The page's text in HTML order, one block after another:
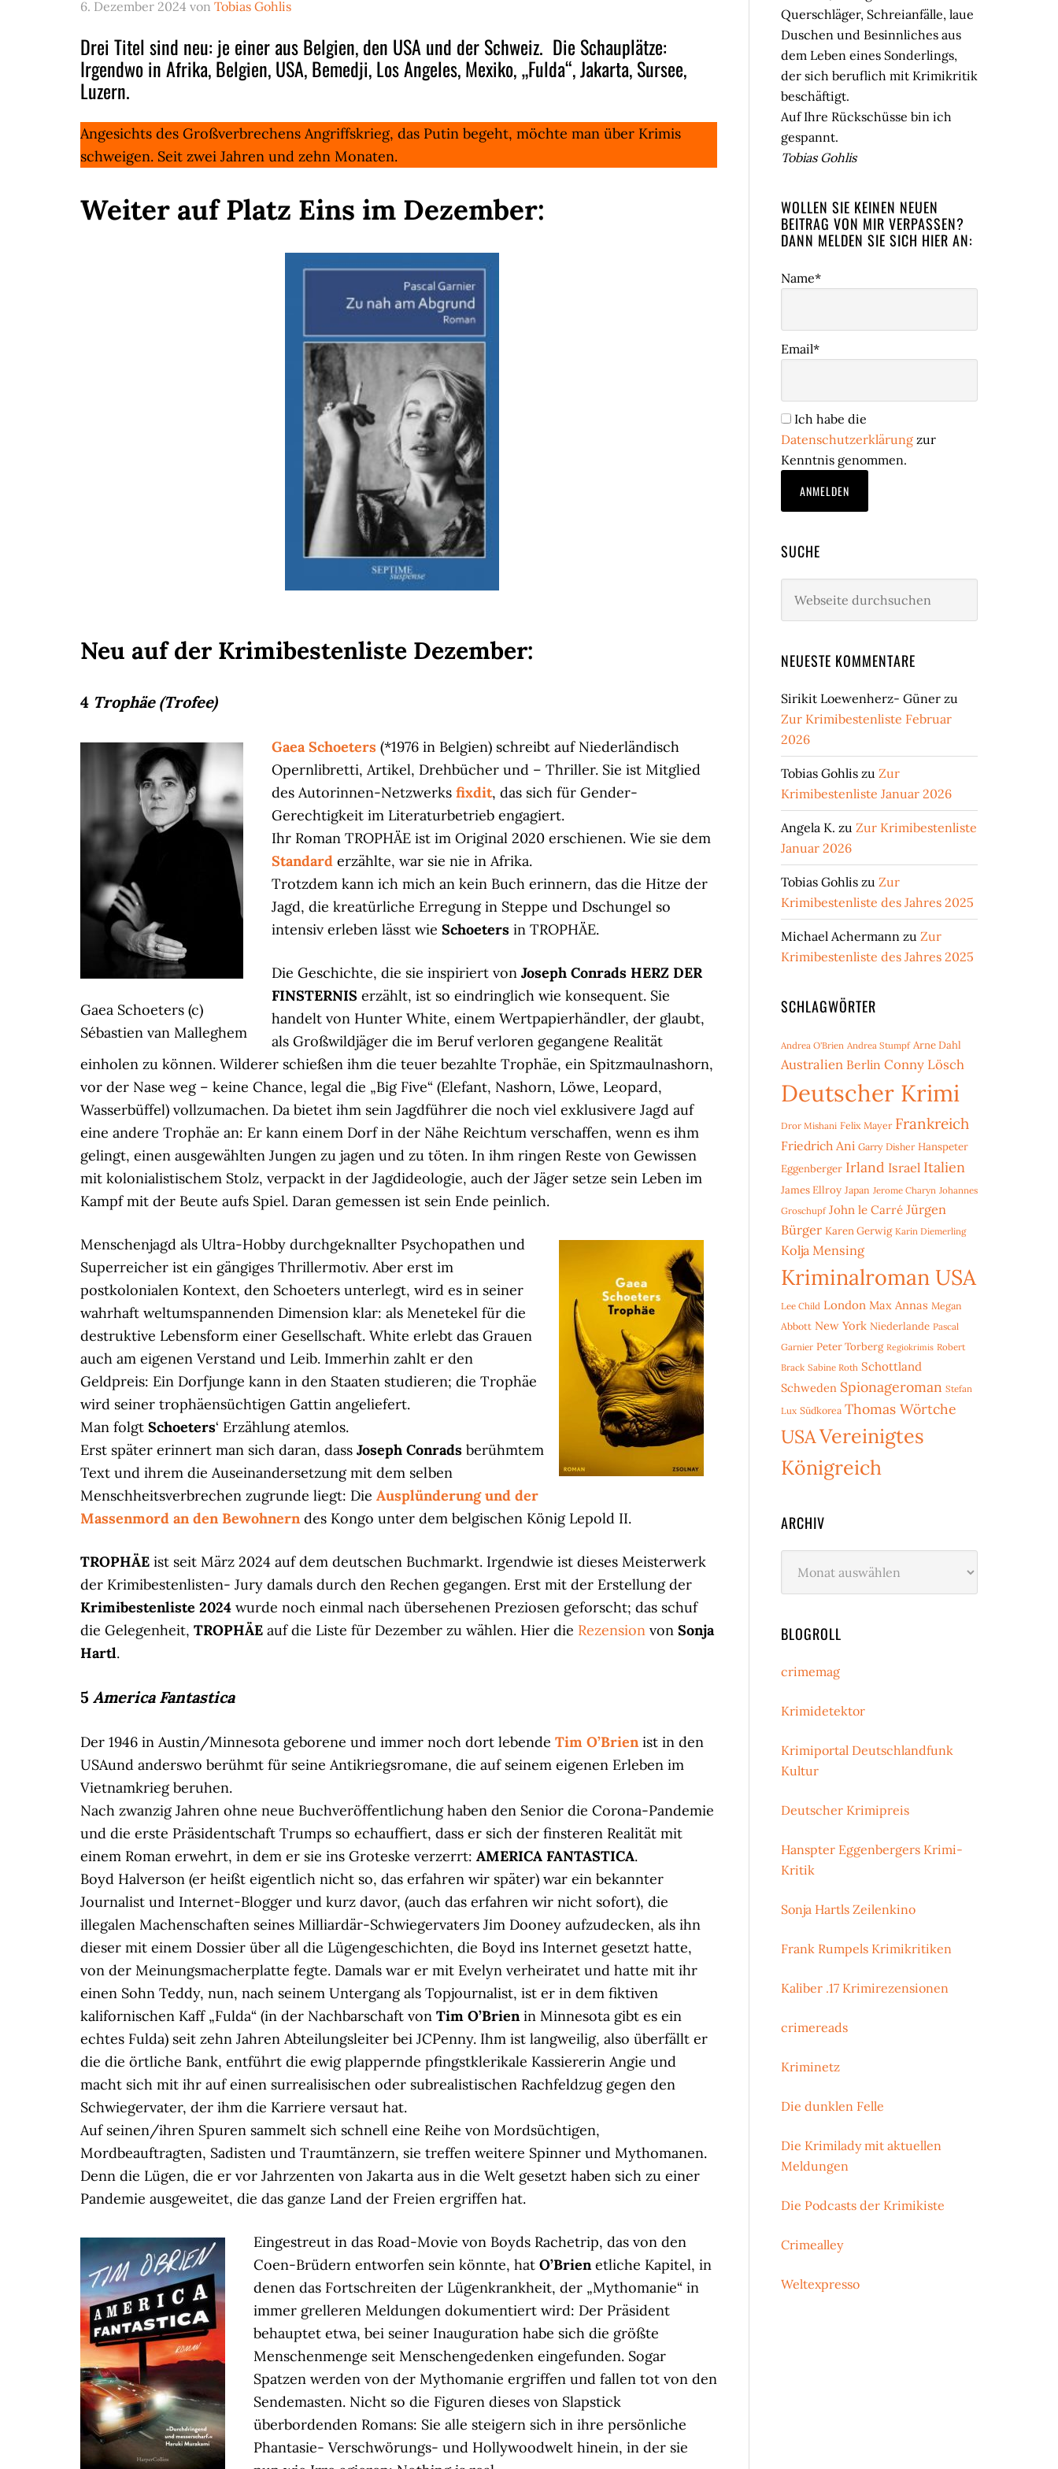
6. Dezember 2024 von Tobias Gohlis
Drei Titel sind neu: je einer aus Belgien, den USA und der Schweiz. Die Schauplätze:
Irgendwo in Afrika, Belgien, USA, Bemedji, Los Angeles, Mexiko, „Fulda“, Jakarta, Sursee,
Luzern.
Angesichts des Großverbrechens Angriffskrieg, das Putin begeht, möchte man über Krimis
schweigen. Seit zwei Jahren und zehn Monaten.
Weiter auf Platz Eins im Dezember:
Neu auf der Krimibestenliste Dezember:
4 Trophäe (Trofee)
Gaea Schoeters (c)
Sébastien van Malleghem
Gaea Schoeters (*1976 in Belgien) schreibt auf Niederländisch
Opernlibretti, Artikel, Drehbücher und – Thriller. Sie ist Mitglied
des Autorinnen-Netzwerks fixdit, das sich für Gender-
Gerechtigkeit im Literaturbetrieb engagiert.
Ihr Roman TROPHÄE ist im Original 2020 erschienen. Wie sie dem
Standard erzählte, war sie nie in Afrika.
Trotzdem kann ich mich an kein Buch erinnern, das die Hitze der
Jagd, die kreatürliche Erregung in Steppe und Dschungel so
intensiv erleben lässt wie Schoeters in TROPHÄE.
Die Geschichte, die sie inspiriert von Joseph Conrads HERZ DER
FINSTERNIS erzählt, ist so eindringlich wie konsequent. Sie
handelt von Hunter White, einem Wertpapierhändler, der glaubt,
als Großwildjäger die im Beruf verloren gegangene Realität
einholen zu können. Wilderer schießen ihm die teuer bezahlte Trophäe, ein Spitzmaulnashorn,
vor der Nase weg – keine Chance, legal die „Big Five“ (Elefant, Nashorn, Löwe, Leopard,
Wasserbüffel) vollzumachen. Da bietet ihm sein Jagdführer die noch viel exklusivere Jagd auf
eine andere Trophäe an: Er kann einem Dorf in der Nähe Reichtum verschaffen, wenn es ihm
gelingt, einen ausgewählten Jungen zu jagen und zu töten. In ihm ringen Reste von Gewissen
mit kolonialistischem Stolz, verpackt in der Jagdideologie, auch der Jäger setze sein Leben im
Kampf mit der Beute aufs Spiel. Daran gemessen ist sein Ende peinlich.
Menschenjagd als Ultra-Hobby durchgeknallter Psychopathen und
Superreicher ist ein gängiges Thrillermotiv. Aber erst im
postkolonialen Kontext, den Schoeters unterlegt, wird es in seiner
wahrhaft weltumspannenden Dimension klar: als Menetekel für die
destruktive Lebensform einer Gesellschaft. White erlebt das Grauen
auch am eigenen Verstand und Leib. Immerhin zahlt er den
Geldpreis: Ein Dorfjunge kann in den Staaten studieren; die Trophäe
wird seiner trophäensüchtigen Gattin angeliefert.
Man folgt Schoeters‘ Erzählung atemlos.
Erst später erinnert man sich daran, dass Joseph Conrads berühmtem
Text und ihrem die Auseinandersetzung mit dem selben
Menschheitsverbrechen zugrunde liegt: Die Ausplünderung und der
Massenmord an den Bewohnerndes Kongo unter dem belgischen König Lepold II.
TROPHÄE ist seit März 2024 auf dem deutschen Buchmarkt. Irgendwie ist dieses Meisterwerk
der Krimibestenlisten- Jury damals durch den Rechen gegangen. Erst mit der Erstellung der
Krimibestenliste 2024 wurde noch einmal nach übersehenen Preziosen geforscht; das schuf
die Gelegenheit, TROPHÄE auf die Liste für Dezember zu wählen. Hier die Rezension von Sonja
Hartl.
5 America Fantastica
Der 1946 in Austin/Minnesota geborene und immer noch dort lebende Tim O’Brien ist in den
USAund anderswo berühmt für seine Antikriegsromane, die auf seinem eigenen Erleben im
Vietnamkrieg beruhen.
Nach zwanzig Jahren ohne neue Buchveröffentlichung haben den Senior die Corona-Pandemie
und die erste Präsidentschaft Trumps so echauffiert, dass er sich der finsteren Realität mit
einem Roman erwehrt, in dem er sie ins Groteske verzerrt: AMERICA FANTASTICA.
Boyd Halverson (er heißt eigentlich nicht so, das erfahren wir später) war ein bekannter
Journalist und Internet-Blogger und kurz davor, (auch das erfahren wir nicht sofort), die
illegalen Machenschaften seines Milliardär-Schwiegervaters Jim Dooney aufzudecken, als ihn
dieser mit einem Dossier über all die Lügengeschichten, die Boyd ins Internet gesetzt hatte,
von der Meinungsmacherplatte fegte. Damals war er mit Evelyn verheiratet und hatte mit ihr
einen Sohn Teddy, nun, nach seinem Untergang als Topjournalist, ist er in dem fiktiven
kalifornischen Kaff „Fulda“ (in der Nachbarschaft von Tim O’Brienin Minnesota gibt es ein
echtes Fulda) seit zehn Jahren Abteilungsleiter bei JCPenny. Ihm ist langweilig, also überfällt er
die die örtliche Bank, entführt die ewig plappernde pfingstklerikale Kassiererin Angie und
macht sich mit ihr auf einen surrealisischen oder subrealistischen Rachfeldzug gegen den
Schwiegervater, der ihm die Karriere versaut hat.
Auf seinen/ihren Spuren sammelt sich schnell eine Reihe von Mordsüchtigen,
Mordbeauftragten, Sadisten und Traumtänzern, sie treffen weitere Spinner und Mythomanen.
Denn die Lügen, die er vor Jahrzenten von Jakarta aus in die Welt gesetzt haben sich zu einer
Pandemie ausgeweitet, die das ganze Land der Freien ergriffen hat.
Eingestreut in das Road-Movie von Boyds Rachetrip, das von den
Coen-Brüdern entworfen sein könnte, hat O’Brienetliche Kapitel, in
denen das Fortschreiten der Lügenkrankheit, der „Mythomanie“ in
immer grelleren Meldungen dokumentiert wird: Der Präsident
behauptet etwa, bei seiner Inauguration habe sich die größte
Menschenmenge seit Menschengedenken eingefunden. Sogar
Spatzen werden von der Mythomanie ergriffen und fallen tot von den
Sendemasten. Nicht so die Figuren dieses von Slapstick
überbordenden Romans: Sie alle steigern sich in ihre persönliche
Phantasie- Verschwörungs- und Hollywoodwelt hinein, in der sie
Querschläger, Schreianfälle, laue
Duschen und Besinnliches aus
dem Leben eines Sonderlings,
der sich beruflich mit Krimikritik
beschäftigt.
Auf Ihre Rückschüsse bin ich
gespannt.
Tobias Gohlis
WOLLEN SIE KEINEN NEUEN
BEITRAG VON MIR VERPASSEN?
DANN MELDEN SIE SICH HIER AN:
Name*
Email*
Ich habe die
Datenschutzerklärung zur
Kenntnis genommen.
SUCHE
durchsuchen
NEUESTE KOMMENTARE
Sirikit Loewenherz- Güner zu
Zur Krimibestenliste Februar
2026
Tobias Gohlis zu Zur
Krimibestenliste Januar 2026
Angela K. zu Zur Krimibestenliste
Januar 2026
Tobias Gohlis zu Zur
Krimibestenliste des Jahres 2025
Michael Achermann zu Zur
Krimibestenliste des Jahres 2025
SCHLAGWÖRTER
Andrea O'Brien Andrea Stumpf Arne Dahl
Australien Berlin Conny Lösch
Deutscher Krimi
Dror Mishani Felix Mayer Frankreich
Friedrich Ani Garry Disher Hanspeter
Eggenberger Irland Israel Italien
James Ellroy Japan Jerome Charyn Johannes
Groschupf John le Carré Jürgen
Bürger Karen Gerwig Karin Diemerling
Kolja Mensing
Kriminalroman USA
Lee Child London Max Annas Megan
Abbott New York Niederlande Pascal
Garnier Peter Torberg Regiokrimis Robert
Brack Sabine Roth Schottland
Schweden Spionageroman Stefan
Lux Südkorea Thomas Wörtche
USAVereinigtes
Königreich
ARCHIV
BLOGROLL
crimemag
Krimidetektor
Krimiportal Deutschlandfunk
Kultur
Deutscher Krimipreis
Hanspter Eggenbergers Krimi-
Kritik
Sonja Hartls Zeilenkino
Frank Rumpels Krimikritiken
Kaliber .17 Krimirezensionen
crimereads
Kriminetz
Die dunklen Felle
Die Krimilady mit aktuellen
Meldungen
Die Podcasts der Krimikiste
Crimealley
Weltexpresso